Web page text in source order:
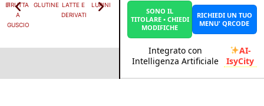
FRUTTA
A
GUSCIO
GLUTINE LATTE E
DERIVATI
LUPINI MOLLUSCHI SEDANO SENAPE SESAMO
SONO IL
TITOLARE • CHIEDI
MODIFICHE
RICHIEDI UN TUO
MENU' QRCODE
Integrato con
Intelligenza Artificiale
AI-
IsyCity